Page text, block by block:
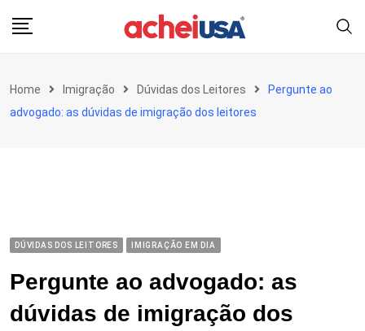
Home Imigração Dúvidas dos Leitores
Pergunte ao
advogado: as dúvidas de imigração dos leitores
DÚVIDAS DOS LEITORES IMIGRAÇÃO EM DIA
Pergunte ao advogado: as
dúvidas de imigração dos